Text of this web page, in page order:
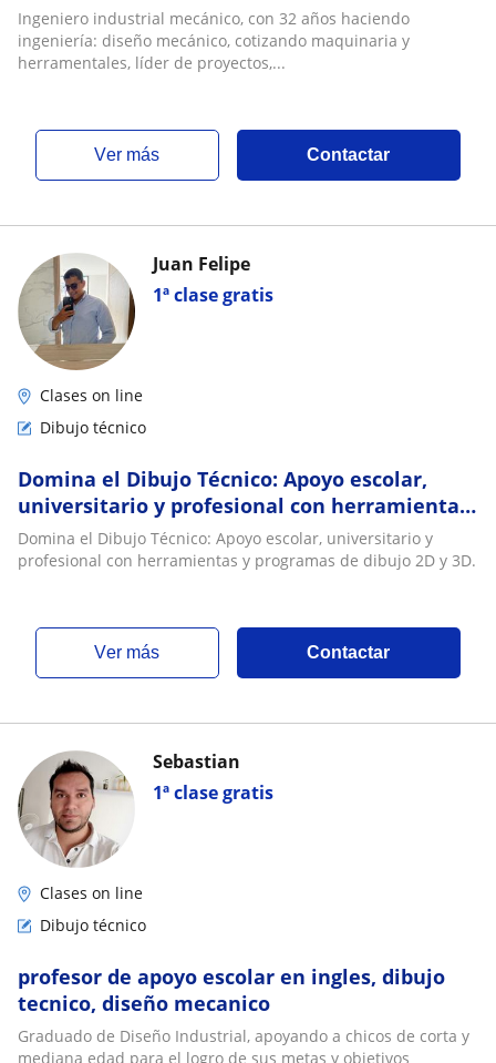
Ingeniero industrial mecánico, con 32 años haciendo
ingeniería: diseño mecánico, cotizando maquinaria y
herramentales, líder de proyectos,...
ver más Contactar
1ª clase gratis
Juan Felipe
Clases on line
Dibujo técnico
Domina el Dibujo Técnico: Apoyo escolar,
universitario y profesional con herramientas
y programas de dibujo 2D y 3D
Domina el Dibujo Técnico: Apoyo escolar, universitario y
profesional con herramientas y programas de dibujo 2D y 3D.
ver más Contactar
1ª clase gratis
Sebastian
Clases on line
Dibujo técnico
profesor de apoyo escolar en ingles, dibujo
tecnico, diseño mecanico
Graduado de Diseño Industrial, apoyando a chicos de corta y
mediana edad para el logro de sus metas y objetivos